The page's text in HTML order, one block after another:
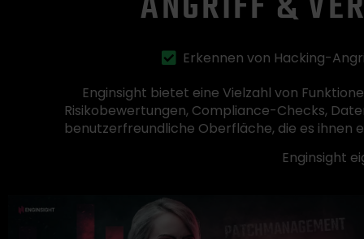
Erkennen von Hacking-
Enginsight bietet eine Vielzahl von
Risikobewertungen, Compliance-Checks,
benutzerfreundliche Oberfläche, die es ihnen
Enginsight